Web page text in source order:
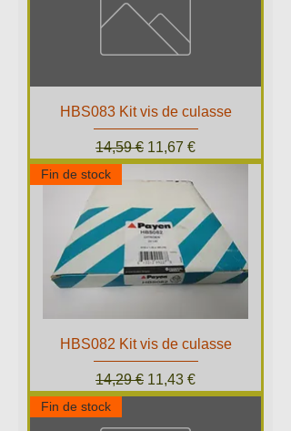
HBS083 Kit vis de culasse
Prix original
14,59 € Prix promotionnel
11,67 €
Fin de stock
HBS082 Kit vis de culasse
Prix original
14,29 € Prix promotionnel
11,43 €
Fin de stock